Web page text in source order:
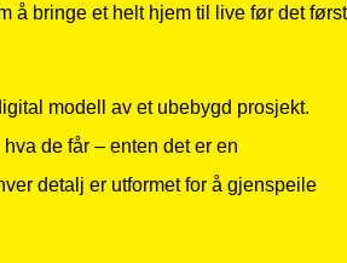
å bringe et helt hjem til live før det
modell av et ubebygd prosjekt.
de får – enten det er en
detalj er utformet for å gjenspeile